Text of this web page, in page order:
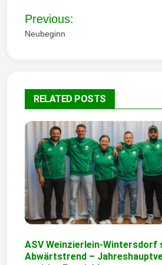
B
e
a
g
s
n
a
v
i
Previous:
Neubeginn
RELATED POSTS
ASV Weinzierlein-Wintersdorf
Abwärtstrend –